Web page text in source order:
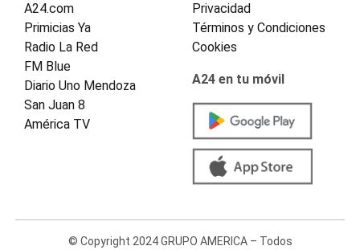
A24.com
Primicias Ya
Radio La Red
FM Blue
Diario Uno Mendoza
San Juan 8
América TV
Privacidad
Términos y Condiciones
Cookies
A24 en tu móvil
© Copyright 2024 GRUPO AMERICA – Todos